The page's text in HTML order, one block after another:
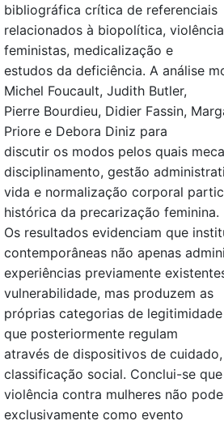
bibliográfica crítica de referenciais
relacionados à biopolítica,
feministas, medicalização e
estudos da deficiência. A análise
Michel Foucault, Judith Butler,
Pierre Bourdieu, Didier Fassin,
Priore e Debora Diniz para
discutir os modos pelos quais
disciplinamento, gestão
vida e normalização corporal
histórica da precarização feminina.
Os resultados evidenciam que
contemporâneas não apenas
experiências previamente
vulnerabilidade, mas produzem as
próprias categorias de
que posteriormente regulam
através de dispositivos de
classificação social. Conclui-se
violência contra mulheres não
exclusivamente como evento